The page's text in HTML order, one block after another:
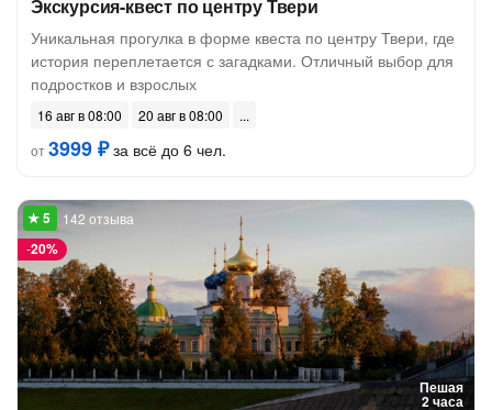
Экскурсия-квест по центру Твери
Уникальная прогулка в форме квеста по центру Твери, где
история переплетается с загадками. Отличный выбор для
подростков и взрослых
16 авг в 08:00
20 авг в 08:00
от3999 ₽за всё до 6 чел.
Пешая
2 часа
-20%
142 отзыва